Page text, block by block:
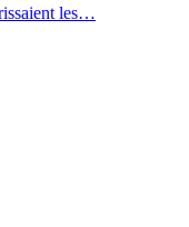
les…